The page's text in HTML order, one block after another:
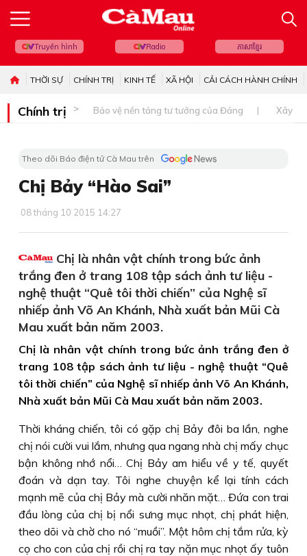
Truyền hình Radio ភាសាខ្មែរ
THỜI SỰ CHÍNH TRỊ KINH TẾ XÃ HỘI CẢI CÁCH HÀNH CHÍNH
Chính trị Bảo vệ nền tảng tư tưởng của Đảng Xây
Theo dõi Báo điện tử Cà Mau trên
Chị Bảy “Hào Sai”
08 tháng 10 2015 14:27
Chị là nhân vật chính trong bức ảnh
trắng đen ở trang 108 tập sách ảnh tư liệu -
nghệ thuật “Quê tôi thời chiến” của Nghệ sĩ
nhiếp ảnh Võ An Khánh, Nhà xuất bản Mũi Cà
Mau xuất bản năm 2003.
Chị là nhân vật chính trong bức ảnh trắng đen ở
trang 108 tập sách ảnh tư liệu - nghệ thuật “Quê
tôi thời chiến” của Nghệ sĩ nhiếp ảnh Võ An Khánh,
Nhà xuất bản Mũi Cà Mau xuất bản năm 2003.
Thời kháng chiến, tôi có gặp chị Bảy đôi ba lần, nghe
chị nói cười vui lắm, nhưng qua ngang nhà chị mấy chục
bận không nhớ nổi… Chị Bảy am hiểu về y tế, quyết
đoán và dạn tay. Tôi nghe chuyện kể lại tính cách
mạnh mẽ của chị Bảy mà cười nhăn mặt… Ðứa con trai
đầu lòng của chị bị nổi sưng mục nhọt, chị phát hiện,
theo dõi và chờ cho nó “muồi”. Một hôm chị tắm rửa, kỳ
cọ cho con của chị rồi chị ra tay nặn mục nhọt ấy tuôn